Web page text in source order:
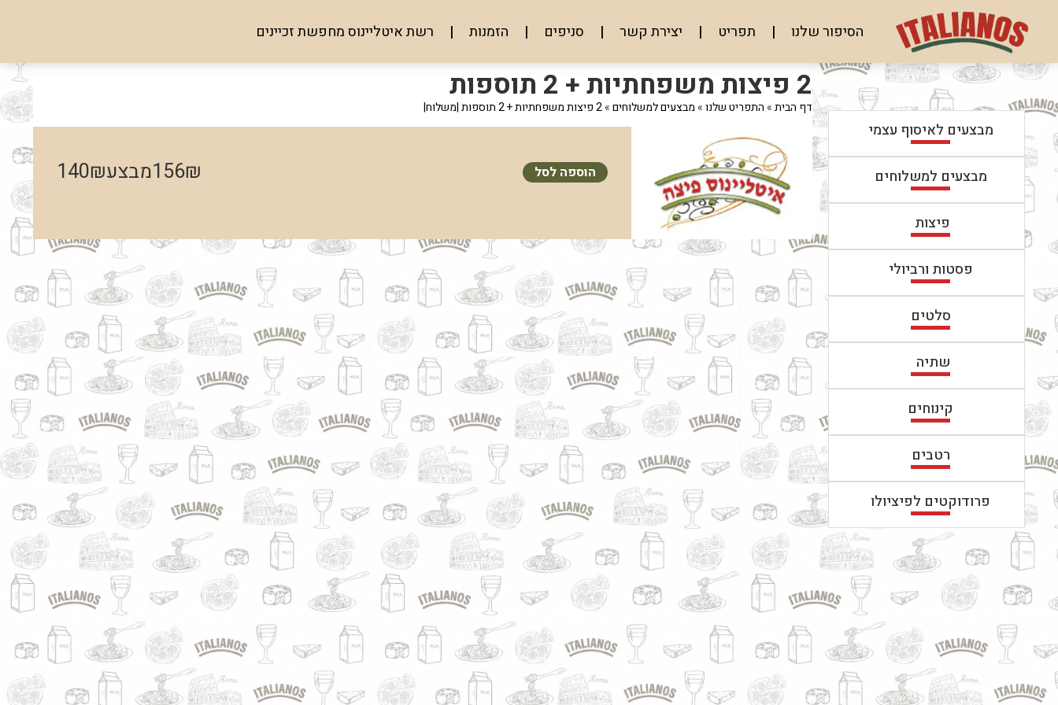
המרכזי
הסיפור שלנו תפריט יצירת קשר סניפים הזמנות רשת איטליינוס מחפשת זכיינים
מעבר
לתפריט
הקטגוריות
מעבר
המוצר
מבצעים לאיסוף עצמי
מבצעים למשלוחים
פיצות
פסטות ורביולי
סלטים
שתיה
קינוחים
רטבים
פרודוקטים לפיציולו
2 פיצות משפחתיות + 2 תוספות
דף הבית»התפריט שלנו»מבצעים למשלוחים»2 פיצות משפחתיות + 2 תוספות |משלוח|
הוספה לסל 156₪ מבצע 140₪